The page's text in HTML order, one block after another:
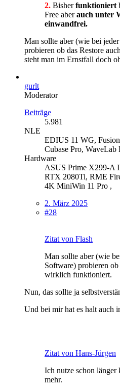
2. Bisherfunktioniert
Free aberauch unter
einwandfrei.
Man sollte aber (wie bei
probieren ob das Restore
steht man im Ernstfall doch
gurlt
Moderator
Beiträge
5.981
NLE
EDIUS 11 WG,
Cubase Pro, WaveLab
Hardware
ASUS Prime X299-A
RTX 2080Ti, RME
4K MiniWin 11 Pro ,
2. März 2025
#28
Zitat von Flash
Man sollte aber (wie
Software) probieren ob
wirklich funktioniert.
Nun, das sollte ja
Und bei mir hat es halt auch
Zitat von Hans-Jürgen
Ich nutze schon länger
mehr.